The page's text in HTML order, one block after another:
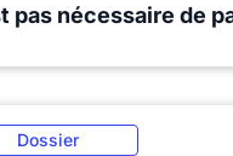
pas nécessaire de
Dossier